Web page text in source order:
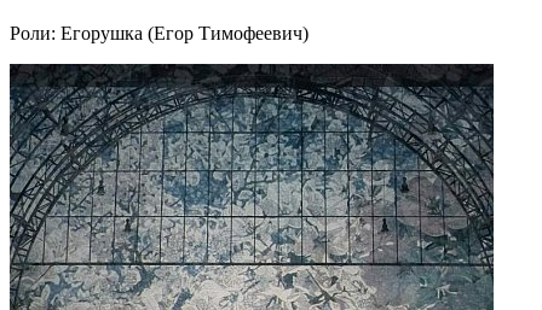
Роли: Егорушка (Егор Тимофеевич)